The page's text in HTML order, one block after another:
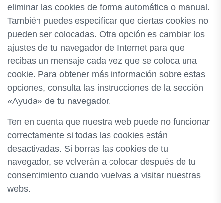
eliminar las cookies de forma automática o manual.
También puedes especificar que ciertas cookies no
pueden ser colocadas. Otra opción es cambiar los
ajustes de tu navegador de Internet para que
recibas un mensaje cada vez que se coloca una
cookie. Para obtener más información sobre estas
opciones, consulta las instrucciones de la sección
«Ayuda» de tu navegador.
Ten en cuenta que nuestra web puede no funcionar
correctamente si todas las cookies están
desactivadas. Si borras las cookies de tu
navegador, se volverán a colocar después de tu
consentimiento cuando vuelvas a visitar nuestras
webs.